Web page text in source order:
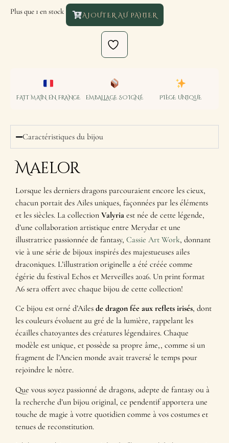
Plus que 1 en stock AJOUTER AU PANIER
FAIT MAIN EN FRANCE EMBALLAGE SOIGNÉ PIÈCE UNIQUE
Caractéristiques du bijou
Maelor
Lorsque les derniers dragons parcouraient encore les cieux,
chacun portait des Ailes uniques, façonnées par les éléments
et les siècles. La collection Valyria est née de cette légende,
d’une collaboration artistique entre Merydar et une
illustratrice passionnée de fantasy, Cassie Art Work, donnant
vie à une série de bijoux inspirés des majestueuses ailes
draconiques. L’illustration originelle a été créée comme
égérie du festival Echos et Merveilles 2026. Un print format
A6 sera offert avec chaque bijou de cette collection!
Ce bijou est orné d’Ailes de dragon fée aux reflets irisés, dont
les couleurs évoluent au gré de la lumière, rappelant les
écailles chatoyantes des créatures légendaires. Chaque
modèle est unique, et possède sa propre âme,, comme si un
fragment de l’Ancien monde avait traversé le temps pour
rejoindre le nôtre.
Que vous soyez passionné de dragons, adepte de fantasy ou à
la recherche d’un bijou original, ce pendentif apportera une
touche de magie à votre quotidien comme à vos costumes et
tenues de reconstitution.